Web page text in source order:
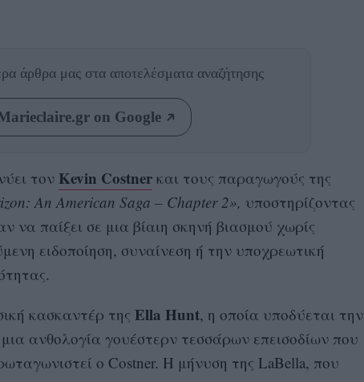
άρθρα μας στα αποτελέσματα αναζήτησης
on Google
τον Kevin Costner και τους παραγωγούς της
An American Saga – Chapter 2», υποστηρίζοντας
να παίξει σε μια βίαιη σκηνή βιασμού χωρίς
ειδοποίηση, συναίνεση ή την υποχρεωτική
κασκαντέρ της Ella Hunt, η οποία υποδύεται την
μια ανθολογία γουέστερν τεσσάρων επεισοδίων που
ο Costner. Η μήνυση της LaBella, που